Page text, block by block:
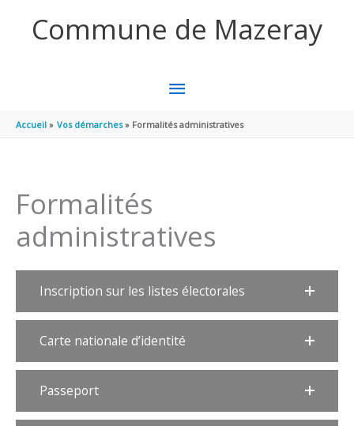
Commune de Mazeray
MENU
PRINCIPAL
Accueil Vos démarches Formalités administratives
Formalités
administratives
Inscription sur les listes électorales
Carte nationale d’identité
Passeport